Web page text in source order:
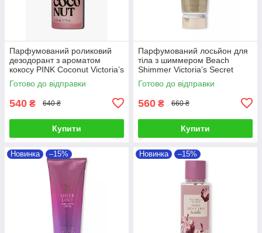
Парфумований роликовий
дезодорант з ароматом
кокосу PINK Coconut Victoria’s
Secret
Готово до відправки
540 ₴ 640 ₴
Купити
Парфумований лосьйон для
тіла з шиммером Beach
Shimmer Victoria’s Secret
Готово до відправки
560 ₴ 660 ₴
Купити
Новинка –15% Новинка –15%